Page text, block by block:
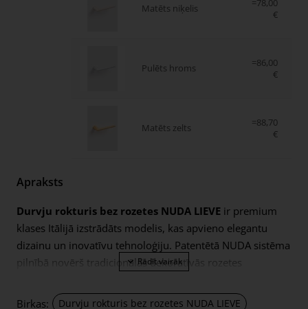
Matēts niķelis
=78,00
€
Pulēts hroms
=86,00
€
Matēts zelts
=88,70
€
Apraksts
Durvju rokturis bez rozetes NUDA LIEVE ir premium
klases Itālijā izstrādāts modelis, kas apvieno elegantu
dizainu un inovatīvu tehnoloģiju. Patentētā NUDA sistēma
pilnībā novērš tradicionālās dekoratīvās rozetes
izskatu.
Birkas:
Durvju rokturis bez rozetes NUDA LIEVE